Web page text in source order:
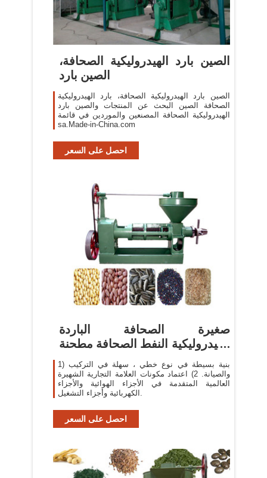
الصين بارد الهيدروليكية الصحافة،
الصين بارد
الصين بارد الهيدروليكية الصحافة، بارد الهيدروليكية
الصحافة الصين البحث عن المنتجات والصين بارد
الهيدروليكية الصحافة المصنعين والموردين في قائمة
sa.Made-in-China.com
احصل على السعر
صغيرة الصحافة الباردة
الهيدروليكية النفط الصحافة مطحنة
زيت ...
1) بنية بسيطة في نوع خطي ، سهلة في التركيب
والصيانة. 2) اعتماد مكونات العلامة التجارية الشهيرة
العالمية المتقدمة في الأجزاء الهوائية والأجزاء
الكهربائية وأجزاء التشغيل.
احصل على السعر